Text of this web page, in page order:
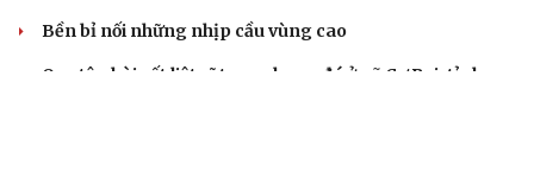
Bền bỉ nối những nhịp cầu vùng cao
Quy tập hài cốt liệt sĩ trong hang đá ở xã Cư Pui, tỉnh